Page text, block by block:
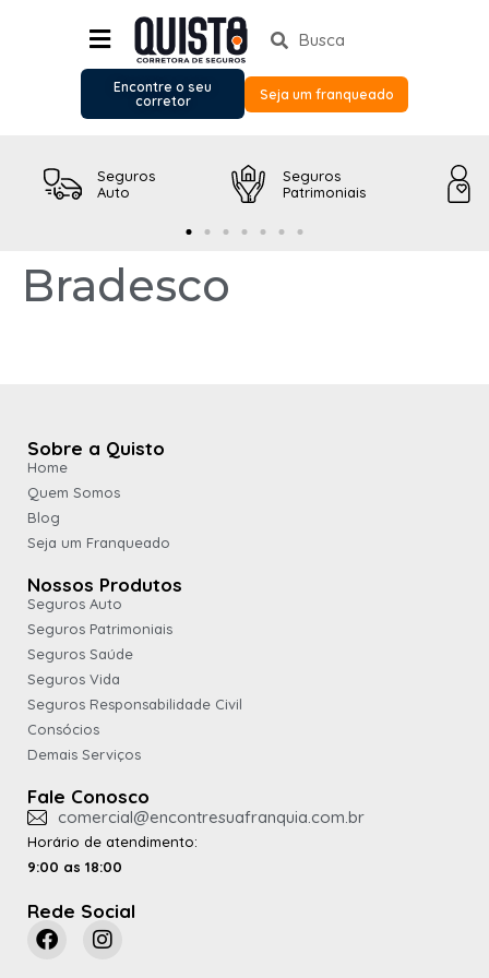
Encontre o seu
corretor
Seja um franqueado
Seguros
Auto
Seguros
Patrimoniais
Bradesco
Sobre a Quisto
Home
Quem Somos
Blog
Seja um Franqueado
Nossos Produtos
Seguros Auto
Seguros Patrimoniais
Seguros Saúde
Seguros Vida
Seguros Responsabilidade Civil
Consócios
Demais Serviços
Fale Conosco
comercial@encontresuafranquia.com.br
Horário de atendimento:
9:00 as 18:00
Rede Social